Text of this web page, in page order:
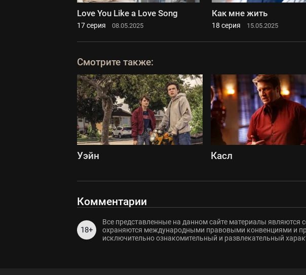
Love You Like a Love Song
17 серия 08.05.2025
Как мне жить
18 серия 15.05.2025
Смотрите также:
Уэйн Касл
Комментарии
18+
Все представленные на данном сайте материалы являются
охраняются международными правовыми конвенциями и
исключительно ознакомительный и развлекательный